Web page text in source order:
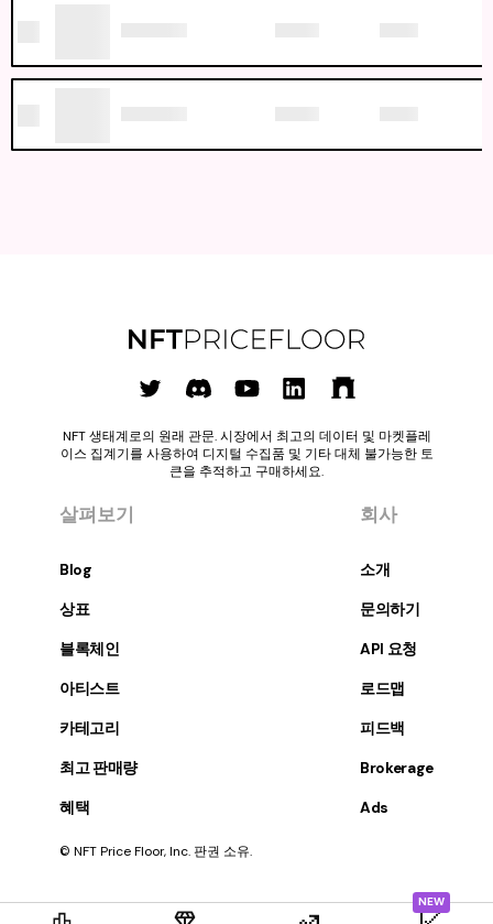
NEW
NFT 생태계로의 원래 관문. 시장에서 최고의 데이터 및 마켓플레
이스 집계기를 사용하여 디지털 수집품 및 기타 대체 불가능한 토
큰을 추적하고 구매하세요.
살펴보기
Blog
상표
블록체인
아티스트
카테고리
최고 판매량
혜택
회사
소개
문의하기
API 요청
로드맵
피드백
Brokerage
Ads
© NFT Price Floor, Inc. 판권 소유.